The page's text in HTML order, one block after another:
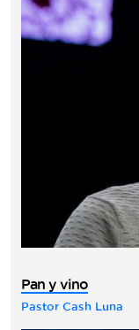
Pan y vino
Pastor Cash Luna